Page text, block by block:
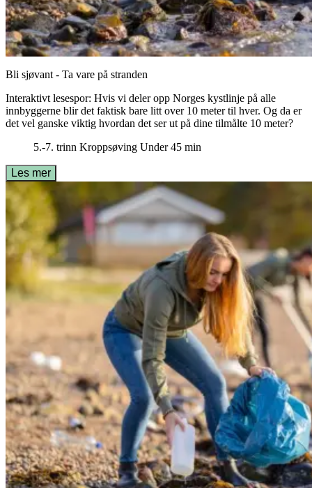
Bli sjøvant - Ta vare på stranden
Interaktivt lesespor: Hvis vi deler opp Norges kystlinje på alle
innbyggerne blir det faktisk bare litt over 10 meter til hver. Og da er
det vel ganske viktig hvordan det ser ut på dine tilmålte 10 meter?
5.-7. trinn Kroppsøving Under 45 min
Les mer